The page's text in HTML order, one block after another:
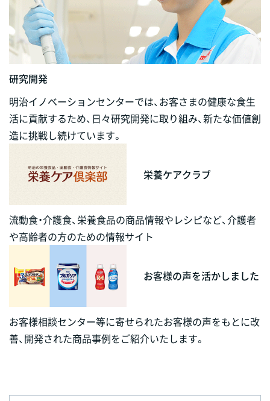
研究開発
明治イノベーションセンターでは、お客さまの健康な食生
活に貢献するため、日々研究開発に取り組み、新たな価値創
造に挑戦し続けています。
栄養ケアクラブ
流動食・介護食、栄養食品の商品情報やレシピなど、介護者
や高齢者の方のための情報サイト
お客様の声を活かしました
お客様相談センター等に寄せられたお客様の声をもとに改
善、開発された商品事例をご紹介いたします。